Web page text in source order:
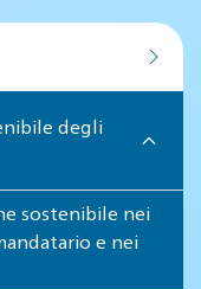
degli
sostenibile nei
e nei